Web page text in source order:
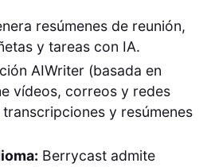
resúmenes de reunión,
y tareas con IA.
AIWriter (basada en
vídeos, correos y redes
y resúmenes
Berrycast admite